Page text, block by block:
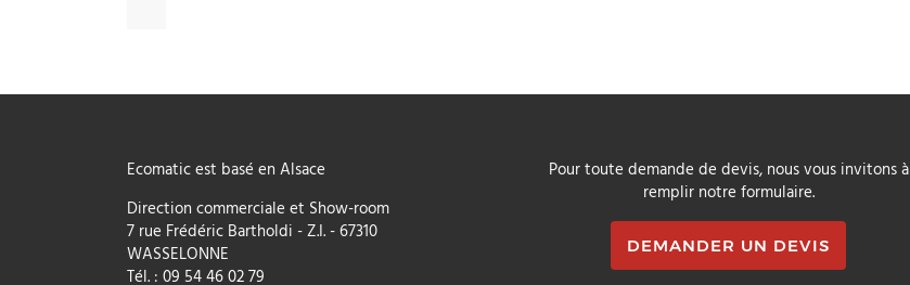
de
Ecomaticest basé en Alsace
Direction commerciale et Show-room
7 rue Frédéric Bartholdi - Z.I.-67310
WASSELONNE
Tél. : 09 54 46 02 79
Pour toute demande de devis, nous vous invitons à
remplir notre formulaire.
DEMANDER UN DEVIS